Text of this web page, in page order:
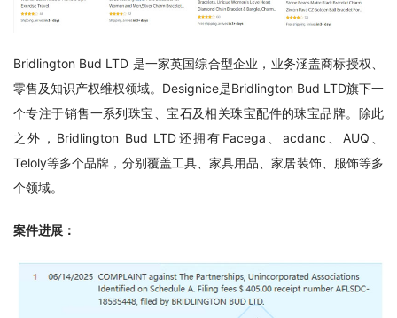
Bridlington Bud LTD 是一家英国综合型企业，业务涵盖商标授权、
零售及知识产权维权领域。Designice是Bridlington Bud LTD旗下一
个专注于销售一系列珠宝、宝石及相关珠宝配件的珠宝品牌。除此
之外，Bridlington Bud LTD还拥有Facega、acdanc、AUQ、
Teloly等多个品牌，分别覆盖工具、家具用品、家居装饰、服饰等多
个领域。
案件进展：